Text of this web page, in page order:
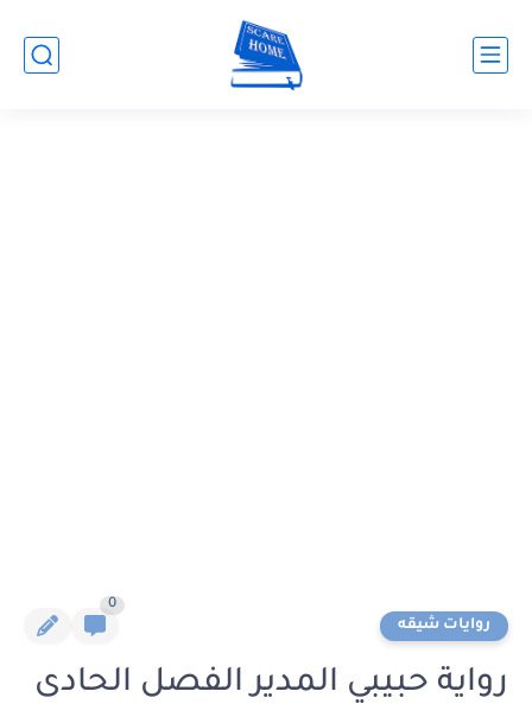
روايات شيقه
0
رواية حبيبي المدير الفصل الحادى